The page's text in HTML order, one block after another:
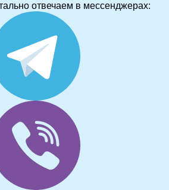
отвечаем в мессенджерах: